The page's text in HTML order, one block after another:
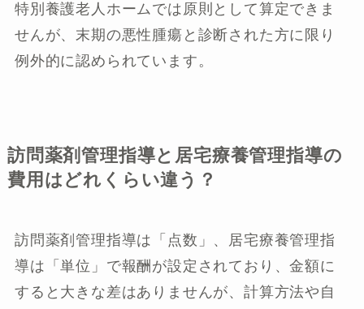
特別養護老人ホームでは原則として算定できま
せんが、末期の悪性腫瘍と診断された方に限り
例外的に認められています。
訪問薬剤管理指導と居宅療養管理指導の
費用はどれくらい違う？
訪問薬剤管理指導は「点数」、居宅療養管理指
導は「単位」で報酬が設定されており、金額に
すると大きな差はありませんが、計算方法や自